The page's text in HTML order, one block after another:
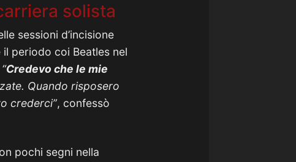
solista
sessioni d’incisione
periodo coi Beatles nel
“Credevo che le mie
Quando risposero
crederci”, confessò
pochi segni nella